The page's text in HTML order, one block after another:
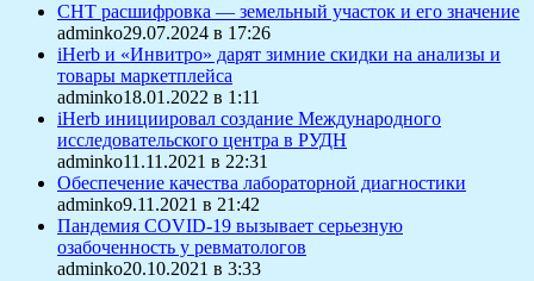
СНТ расшифровка — земельный участок и его значение
adminko29.07.2024 в 17:26
iHerb и «Инвитро» дарят зимние скидки на анализы и
товары маркетплейса
adminko18.01.2022 в 1:11
iHerb инициировал создание Международного
исследовательского центра в РУДН
adminko11.11.2021 в 22:31
Обеспечение качества лабораторной диагностики
adminko9.11.2021 в 21:42
Пандемия COVID-19 вызывает серьезную
озабоченность у ревматологов
adminko20.10.2021 в 3:33